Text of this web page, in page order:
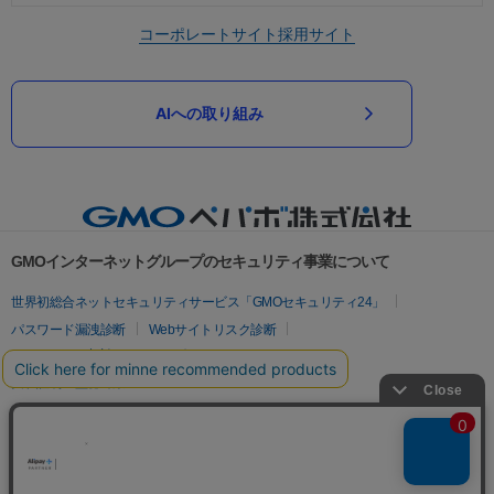
コーポレートサイト採用サイト
AIへの取り組み
GMOインターネットグループのセキュリティ事業について
世界初総合ネットセキュリティサービス「GMOセキュリティ24」
パスワード漏洩診断
Webサイトリスク診断
セキュリティ相談AIチャットボット
実在証明・盗聴対策
サイバー攻撃対策（GMOサイバーセキュリティ byイエラエ）
セキュリティ事業の軌跡